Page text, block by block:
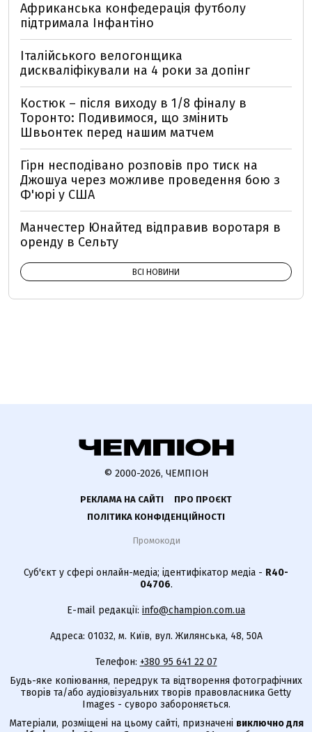
Африканська конфедерація футболу
підтримала Інфантіно
Італійського велогонщика
дискваліфікували на 4 роки за допінг
Костюк – після виходу в 1/8 фіналу в
Торонто: Подивимося, що змінить
Швьонтек перед нашим матчем
Гірн несподівано розповів про тиск на
Джошуа через можливе проведення бою з
Ф'юрі у США
Манчестер Юнайтед відправив воротаря в
оренду в Сельту
ВСІ НОВИНИ
© 2000-2026, ЧЕМПІОН
РЕКЛАМА НА САЙТІ
ПРО ПРОЄКТ
ПОЛІТИКА КОНФІДЕНЦІЙНОСТІ
Промокоди
Суб'єкт у сфері онлайн-медіа; ідентифікатор медіа - R40-
04706.
E-mail редакції: info@champion.com.ua
Адреса: 01032, м. Київ, вул. Жилянська, 48, 50А
Телефон: +380 95 641 22 07
Будь-яке копіювання, передрук та відтворення фотографічних
творів та/або аудіовізуальних творів правовласника Getty
Images - суворо забороняється.
Матеріали, розміщені на цьому сайті, призначені виключно для